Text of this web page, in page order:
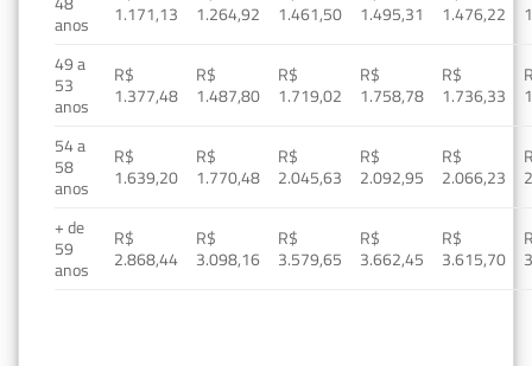
anos
1.171,13
1.264,92
1.461,50
1.495,31
1.476,22
49 a
53
anos
R$
1.377,48
R$
1.487,80
R$
1.719,02
R$
1.758,78
R$
1.736,33
54 a
58
anos
R$
1.639,20
R$
1.770,48
R$
2.045,63
R$
2.092,95
R$
2.066,23
+ de
59
anos
R$
2.868,44
R$
3.098,16
R$
3.579,65
R$
3.662,45
R$
3.615,70